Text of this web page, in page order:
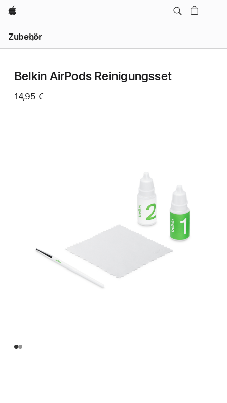
Apple
Zubehör
Navigation
–
öffnenBelkin AirPods Reinigungsset
14,95 €